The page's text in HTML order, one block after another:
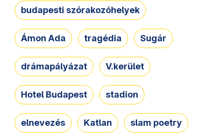
budapesti szórakozóhelyek
Ámon Ada tragédia Sugár
drámapályázat V.kerület
Hotel Budapest stadion
elnevezés Katlan slam poetry